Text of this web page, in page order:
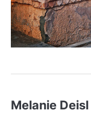
Melanie Deisl